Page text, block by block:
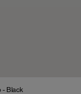
- Black